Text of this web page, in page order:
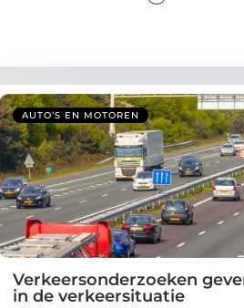
AUTO’S EN MOTOREN
Verkeersonderzoeken
in de verkeersituatie